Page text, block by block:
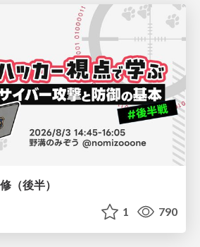
（後半）
1 790